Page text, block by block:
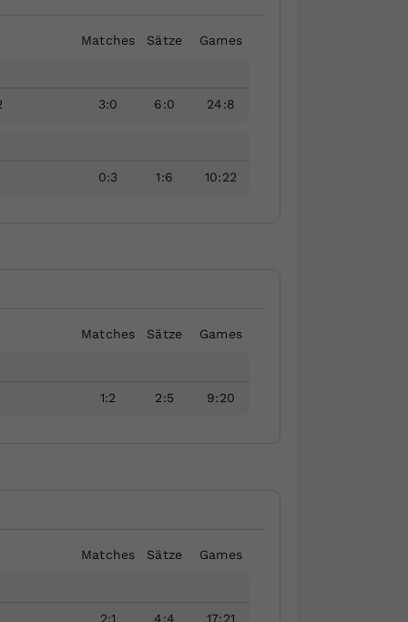
Matches Sätze Games
3:0 6:0 24:8
0:3 1:6 10:22
Matches Sätze Games
1:2 2:5 9:20
Matches Sätze Games
2:1 4:4 17:21